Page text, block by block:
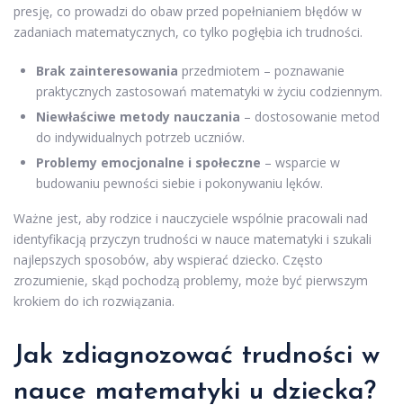
presję, co prowadzi do obaw przed popełnianiem błędów w
zadaniach matematycznych, co tylko pogłębia ich trudności.
Brak zainteresowania przedmiotem – poznawanie
praktycznych zastosowań matematyki w życiu codziennym.
Niewłaściwe metody nauczania – dostosowanie metod
do indywidualnych potrzeb uczniów.
Problemy emocjonalne i społeczne – wsparcie w
budowaniu pewności siebie i pokonywaniu lęków.
Ważne jest, aby rodzice i nauczyciele wspólnie pracowali nad
identyfikacją przyczyn trudności w nauce matematyki i szukali
najlepszych sposobów, aby wspierać dziecko. Często
zrozumienie, skąd pochodzą problemy, może być pierwszym
krokiem do ich rozwiązania.
Jak zdiagnozować trudności w
nauce matematyki u dziecka?